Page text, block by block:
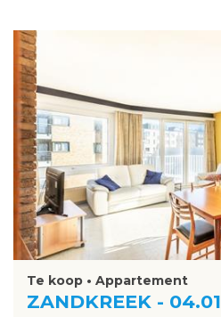
Te koop • Appartement
ZANDKREEK - 04.01